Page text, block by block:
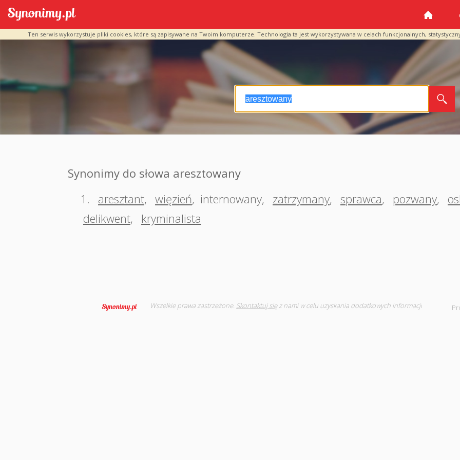
Ten serwis wykorzystuje pliki cookies, które są zapisywane na Twoim komputerze. Technologia ta jest wykorzystywana w celach funkcjonalnych,
Synonimy do słowa aresztowany
1.
aresztant, więzień, internowany, zatrzymany, sprawca, pozwany,
delikwent, kryminalista
Wszelkie prawa zastrzeżone. Skontaktuj sięz nami w celu uzyskania dodatkowych informacji